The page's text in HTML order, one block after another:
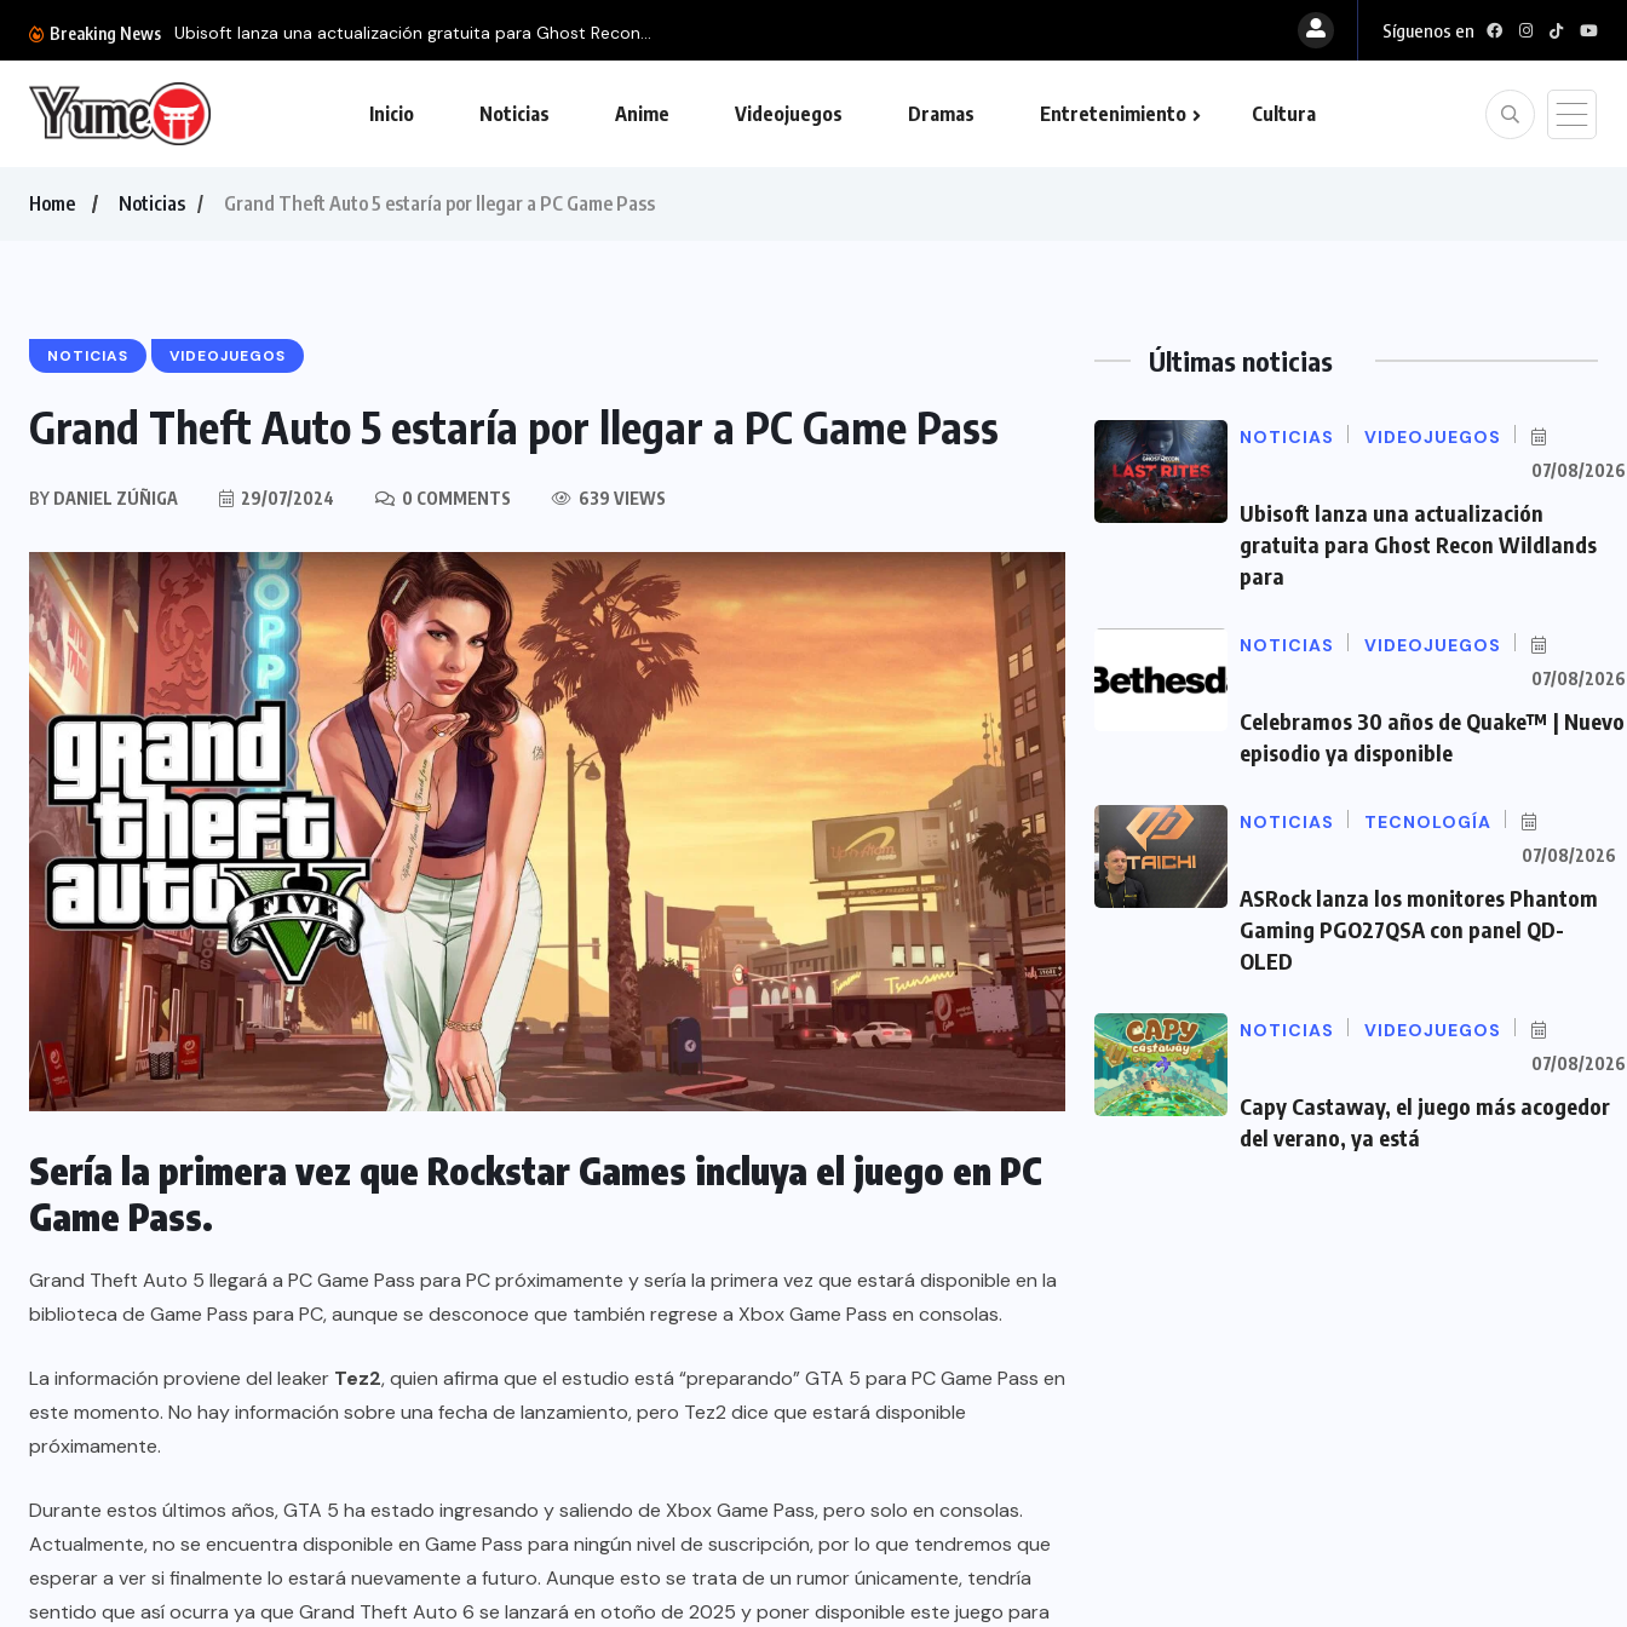
Breaking News Ubisoft lanza una actualización gratuita para Ghost Recon... Síguenos en
Inicio Noticias Anime Videojuegos Dramas Entretenimiento Cultura
Home Noticias Grand Theft Auto 5 estaría por llegar a PC Game Pass
NOTICIAS VIDEOJUEGOS
Grand Theft Auto 5 estaría por llegar a PC Game Pass
BY DANIEL ZÚÑIGA 29/07/2024 0 COMMENTS 639 VIEWS
Sería la primera vez que Rockstar Games incluya el juego en PC
Game Pass.
Grand Theft Auto 5 llegará a PC Game Pass para PC próximamente y sería la primera vez que estará disponible en la
biblioteca de Game Pass para PC, aunque se desconoce que también regrese a Xbox Game Pass en consolas.
La información proviene del leaker Tez2, quien afirma que el estudio está “preparando” GTA 5 para PC Game Pass en
este momento. No hay información sobre una fecha de lanzamiento, pero Tez2 dice que estará disponible
próximamente.
Durante estos últimos años, GTA 5 ha estado ingresando y saliendo de Xbox Game Pass, pero solo en consolas.
Actualmente, no se encuentra disponible en Game Pass para ningún nivel de suscripción, por lo que tendremos que
esperar a ver si finalmente lo estará nuevamente a futuro. Aunque esto se trata de un rumor únicamente, tendría
sentido que así ocurra ya que Grand Theft Auto 6 se lanzará en otoño de 2025 y poner disponible este juego para
Últimas noticias
NOTICIAS VIDEOJUEGOS
07/08/2026
Ubisoft lanza una actualización
gratuita para Ghost Recon Wildlands
para
NOTICIAS VIDEOJUEGOS
07/08/2026
Celebramos 30 años de Quake™ | Nuevo
episodio ya disponible
NOTICIAS TECNOLOGÍA
07/08/2026
ASRock lanza los monitores Phantom
Gaming PGO27QSA con panel QD-
OLED
NOTICIAS VIDEOJUEGOS
07/08/2026
Capy Castaway, el juego más acogedor
del verano, ya está